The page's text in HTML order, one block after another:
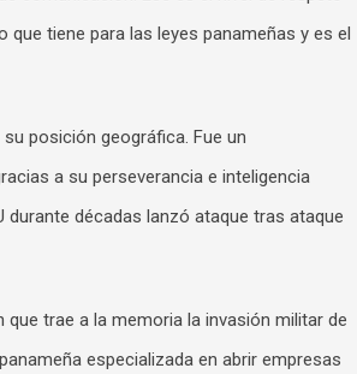
que tiene para las leyes panameñas y es el
posición geográfica. Fue un
a su perseverancia e inteligencia
durante décadas lanzó ataque tras ataque
trae a la memoria la invasión militar de
especializada en abrir empresas